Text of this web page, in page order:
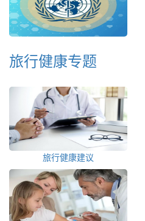
旅行健康专题
旅行健康建议